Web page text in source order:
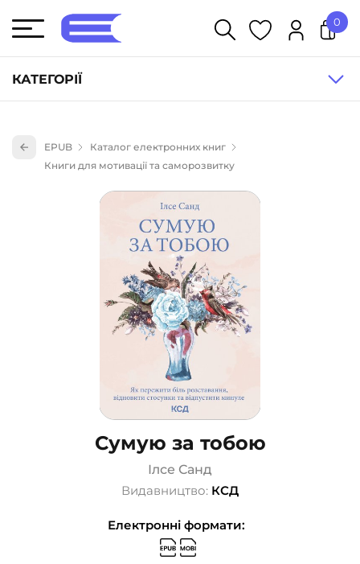
КАТЕГОРІЇ
Книги для дітей (836)
Науково-популярна література (1015)
Навчальна література та посібники (527)
Енциклопедії, довідники, словники (55)
Подарункові сертифікати (1)
0
EPUB
Каталог електронних книг
Книги для мотивації та саморозвитку
Сумую за тобою
Ілсе Санд
Видавництво: КСД
Електронні формати: